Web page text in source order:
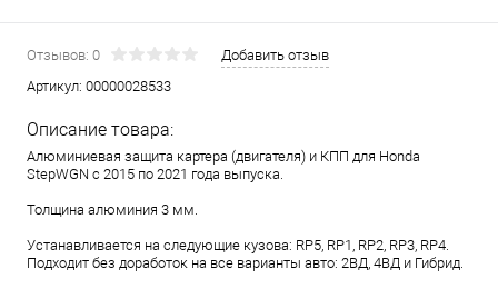
Отзывов: 0
Добавить отзыв
Артикул: 00000028533
Описание товара:
Алюминиевая защита картера (двигателя) и КПП для Honda
StepWGN с 2015 по 2021 года выпуска.
Толщина алюминия 3 мм.
Устанавливается на следующие кузова: RP5, RP1, RP2, RP3, RP4.
Подходит без доработок на все варианты авто: 2ВД, 4ВД и Гибрид.